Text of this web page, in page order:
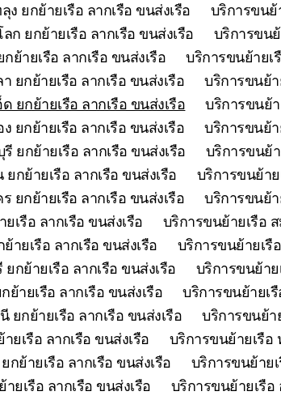
ยกย้ายเรือ ลากเรือ ขนส่งเรือ
บริการขนย้
ยกย้ายเรือ ลากเรือ ขนส่งเรือ
บริการขนย้
ย้ายเรือ ลากเรือ ขนส่งเรือ
บริการขนย้ายเ
ยกย้ายเรือ ลากเรือ ขนส่งเรือ
บริการขนย้า
ยกย้ายเรือ ลากเรือ ขนส่งเรือ
บริการขนย้า
ยกย้ายเรือ ลากเรือ ขนส่งเรือ
บริการขนย้า
ยกย้ายเรือ ลากเรือ ขนส่งเรือ
บริการขนย้า
กย้ายเรือ ลากเรือ ขนส่งเรือ
บริการขนย้าย
ยกย้ายเรือ ลากเรือ ขนส่งเรือ
บริการขนย้า
เรือ ลากเรือ ขนส่งเรือ
บริการขนย้ายเรือ
ายเรือ ลากเรือ ขนส่งเรือ
บริการขนย้ายเรื
กย้ายเรือ ลากเรือ ขนส่งเรือ
บริการขนย้าย
ายเรือ ลากเรือ ขนส่งเรือ
บริการขนย้ายเ
ยกย้ายเรือ ลากเรือ ขนส่งเรือ
บริการขนย้า
ยเรือ ลากเรือ ขนส่งเรือ
บริการขนย้ายเรือ
ย้ายเรือ ลากเรือ ขนส่งเรือ
บริการขนย้าย
ยเรือ ลากเรือ ขนส่งเรือ
บริการขนย้ายเรือ